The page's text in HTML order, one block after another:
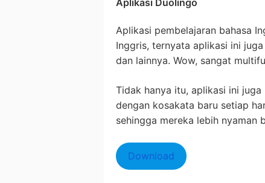
Aplikasi Duolingo
Aplikasi pembelajaran bahasa
Inggris, ternyata aplikasi ini
dan lainnya. Wow, sangat
Tidak hanya itu, aplikasi ini
dengan kosakata baru setiap
sehingga mereka lebih nyaman
Download